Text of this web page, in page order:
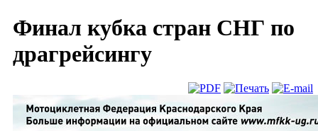
Финал кубка стран СНГ по
драгрейсингу